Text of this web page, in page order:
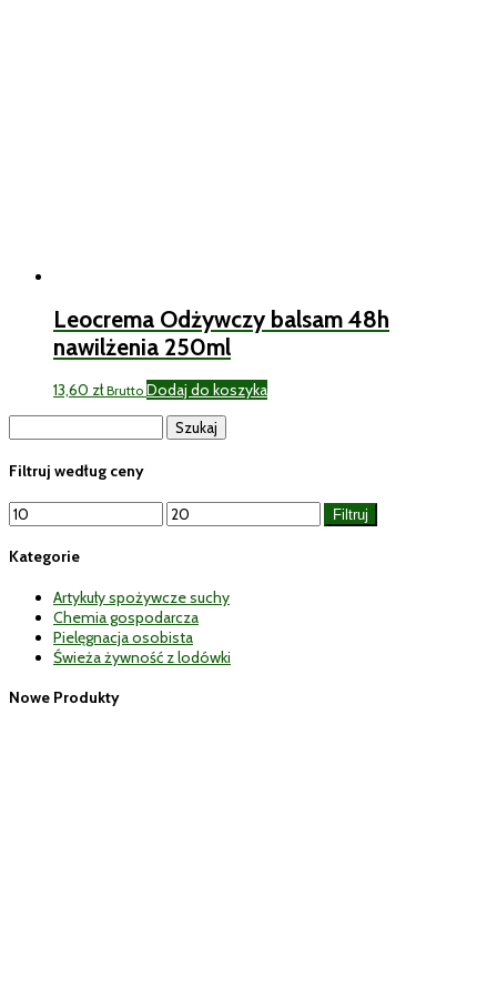
Leocrema Odżywczy balsam 48h
nawilżenia 250ml
13,60 zł Brutto Dodaj do koszyka
Filtruj według ceny
Cena
min
Cena
max
Filtruj
Kategorie
Artykuły spożywcze suchy
Chemia gospodarcza
Pielęgnacja osobista
Świeża żywność z lodówki
Nowe Produkty